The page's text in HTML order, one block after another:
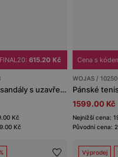
615.20 Kč
Černé pánské sandály s uzavřenou špičkou
Kč
Kč
Cena s
WOJAS /
1599.00 Kč
Nejnižší cena:
Původní cena:
Výprodej